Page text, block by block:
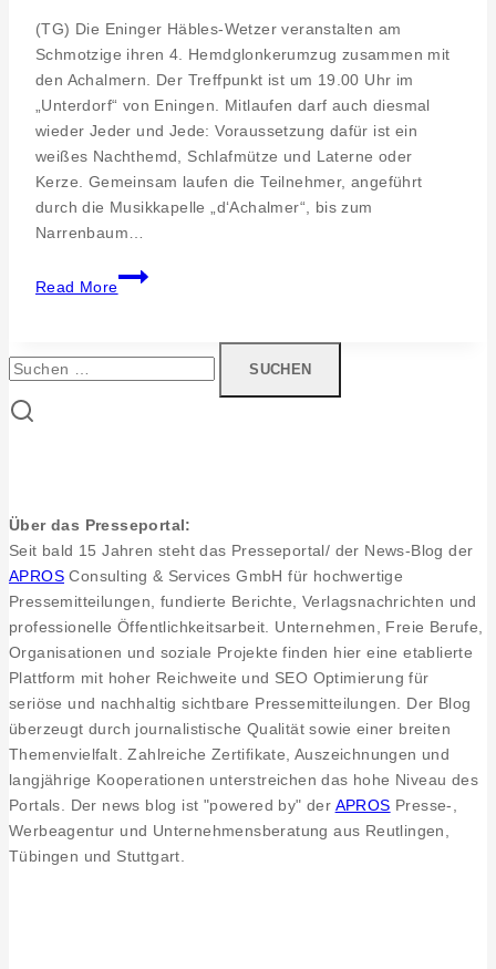
(TG) Die Eninger Häbles-Wetzer veranstalten am
Schmotzige ihren 4. Hemdglonkerumzug zusammen mit
den Achalmern. Der Treffpunkt ist um 19.00 Uhr im
„Unterdorf“ von Eningen. Mitlaufen darf auch diesmal
wieder Jeder und Jede: Voraussetzung dafür ist ein
weißes Nachthemd, Schlafmütze und Laterne oder
Kerze. Gemeinsam laufen die Teilnehmer, angeführt
durch die Musikkapelle „d‘Achalmer“, bis zum
Narrenbaum…
Read More
4.
Hemdglonkerumzug
Suchen
nach:
Über das Presseportal:
Seit bald 15 Jahren steht das Presseportal/ der News-Blog der
APROS Consulting & Services GmbH für hochwertige
Pressemitteilungen, fundierte Berichte, Verlagsnachrichten und
professionelle Öffentlichkeitsarbeit. Unternehmen, Freie Berufe,
Organisationen und soziale Projekte finden hier eine etablierte
Plattform mit hoher Reichweite und SEO Optimierung für
seriöse und nachhaltig sichtbare Pressemitteilungen. Der Blog
überzeugt durch journalistische Qualität sowie einer breiten
Themenvielfalt. Zahlreiche Zertifikate, Auszeichnungen und
langjährige Kooperationen unterstreichen das hohe Niveau des
Portals. Der news blog ist "powered by" der APROS Presse-,
Werbeagentur und Unternehmensberatung aus Reutlingen,
Tübingen und Stuttgart.